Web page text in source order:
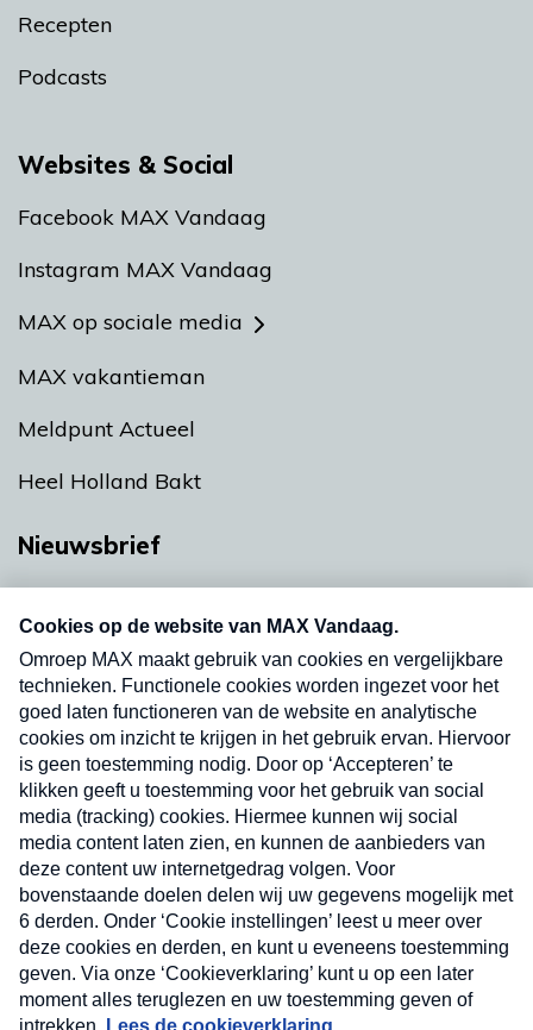
Recepten
Podcasts
Websites & Social
Facebook MAX Vandaag
Instagram MAX Vandaag
MAX op sociale media
MAX vakantieman
Meldpunt Actueel
Heel Holland Bakt
Nieuwsbrief
Neem hier een gratis abonnement op onze
nieuwsbrief. Elke vrijdag- en dinsdagochtend in
uw mailbox.
Verzend
Nieuwsbrief
Neem hier een gratis abonnement op onze
nieuwsbrief. Elke vrijdag- en dinsdagochtend in uw